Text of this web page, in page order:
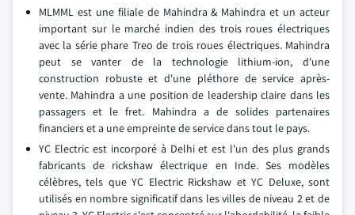
MLMML est une filiale de Mahindra & Mahindra et un acteur
important sur le marché indien des trois roues électriques
avec la série phare Treo de trois roues électriques. Mahindra
peut se vanter de la technologie lithium-ion, d'une
construction robuste et d'une pléthore de service après-
vente. Mahindra a une position de leadership claire dans les
passagers et le fret. Mahindra a de solides partenaires
financiers et a une empreinte de service dans tout le pays.
YC Electric est incorporé à Delhi et est l'un des plus grands
fabricants de rickshaw électrique en Inde. Ses modèles
célèbres, tels que YC Electric Rickshaw et YC Deluxe, sont
utilisés en nombre significatif dans les villes de niveau 2 et de